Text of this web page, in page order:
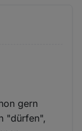
gern
"dürfen",